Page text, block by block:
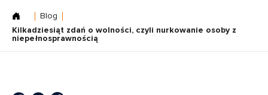
Blog
Kilkadziesiąt zdań o wolności, czyli nurkowanie osoby z
niepełnosprawnością